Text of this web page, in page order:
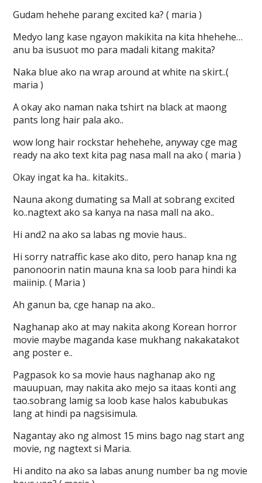
Gudam hehehe parang excited ka? ( maria )
Medyo lang kase ngayon makikita na kita hhehehe…
anu ba isusuot mo para madali kitang makita?
Naka blue ako na wrap around at white na skirt..(
maria )
A okay ako naman naka tshirt na black at maong
pants long hair pala ako..
wow long hair rockstar hehehehe, anyway cge mag
ready na ako text kita pag nasa mall na ako ( maria )
Okay ingat ka ha.. kitakits..
Nauna akong dumating sa Mall at sobrang excited
ko..nagtext ako sa kanya na nasa mall na ako..
Hi and2 na ako sa labas ng movie haus..
Hi sorry natraffic kase ako dito, pero hanap kna ng
panonoorin natin mauna kna sa loob para hindi ka
maiinip. ( Maria )
Ah ganun ba, cge hanap na ako..
Naghanap ako at may nakita akong Korean horror
movie maybe maganda kase mukhang nakakatakot
ang poster e..
Pagpasok ko sa movie haus naghanap ako ng
mauupuan, may nakita ako mejo sa itaas konti ang
tao.sobrang lamig sa loob kase halos kabubukas
lang at hindi pa nagsisimula.
Nagantay ako ng almost 15 mins bago nag start ang
movie, ng nagtext si Maria.
Hi andito na ako sa labas anung number ba ng movie